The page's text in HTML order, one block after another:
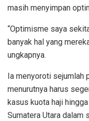
masih menyimpan
“Optimisme saya
banyak hal yang
ungkapnya.
Ia menyoroti sejumlah
menurutnya harus
kasus kuota haji
Sumatera Utara dalam